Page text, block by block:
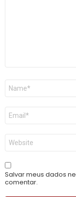
Nome
E-
mail
*
Site
Salvar meus dados
comentar.